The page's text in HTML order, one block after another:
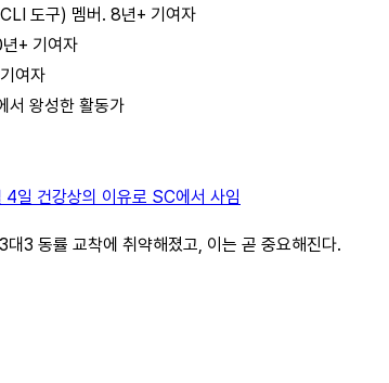
도구) 멤버. 8년+ 기여자
+ 기여자
여자
서 왕성한 활동가
4일 건강상의 이유로 SC에서 사임
3 동률 교착에 취약해졌고, 이는 곧 중요해진다.